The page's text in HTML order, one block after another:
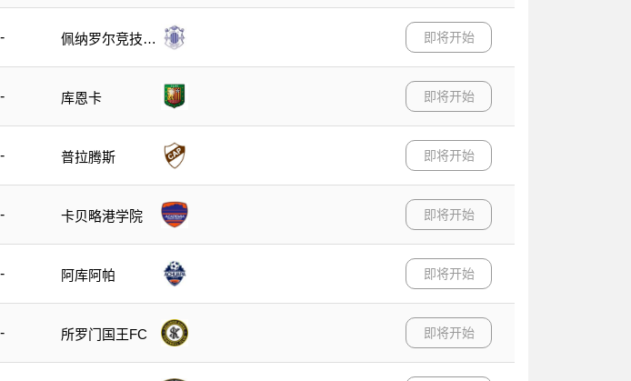
-
佩纳罗尔竞技俱
即将开始
- 库恩卡 即将开始
- 普拉腾斯 即将开始
- 卡贝略港学院 即将开始
- 阿库阿帕 即将开始
- 所罗门国王FC 即将开始